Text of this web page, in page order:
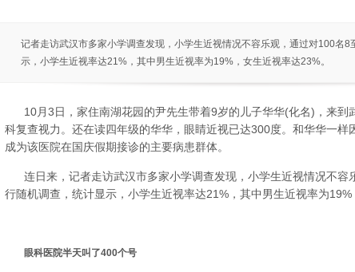
记者走访武汉市多家小学调查发现，小学生近视情况不容乐观，通过对100名8
示，小学生近视率达21%，其中男生近视率为19%，女生近视率达23%。
10月3日，家住南湖花园的尹先生带着9岁的儿子华华(化名)，来到
科复查视力。还在读四年级的华华，眼睛近视已达300度。和华华一样
成为该医院在国庆假期接诊的主要病患群体。
连日来，记者走访武汉市多家小学调查发现，小学生近视情况不
行随机调查，统计显示，小学生近视率达21%，其中男生近视率为19%
眼科医院半天叫了400个号